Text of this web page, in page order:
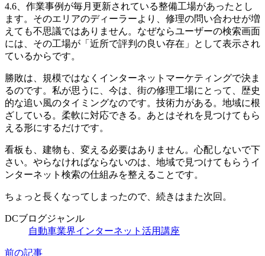
4.6、作業事例が毎月更新されている整備工場があったとし
ます。そのエリアのディーラーより、修理の問い合わせが増
えても不思議ではありません。なぜならユーザーの検索画面
には、その工場が「近所で評判の良い存在」として表示され
ているからです。
勝敗は、規模ではなくインターネットマーケティングで決ま
るのです。私が思うに、今は、街の修理工場にとって、歴史
的な追い風のタイミングなのです。技術力がある。地域に根
ざしている。柔軟に対応できる。あとはそれを見つけてもら
える形にするだけです。
看板も、建物も、変える必要はありません。心配しないで下
さい。やらなければならないのは、地域で見つけてもらうイ
ンターネット検索の仕組みを整えることです。
ちょっと長くなってしまったので、続きはまた次回。
DCブログジャンル
自動車業界インターネット活用講座
前の記事